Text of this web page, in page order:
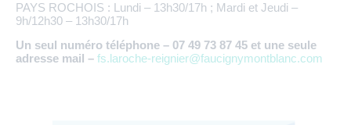
PAYS ROCHOIS : Lundi – 13h30/17h ; Mardi et Jeudi –
9h/12h30 – 13h30/17h
Un seul numéro téléphone – 07 49 73 87 45 et une seule
adresse mail – fs.laroche-reignier@faucignymontblanc.com